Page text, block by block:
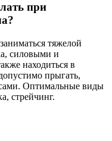
при
тяжелой
силовыми и
находиться в
прыгать,
Оптимальные виды
стрейчинг.